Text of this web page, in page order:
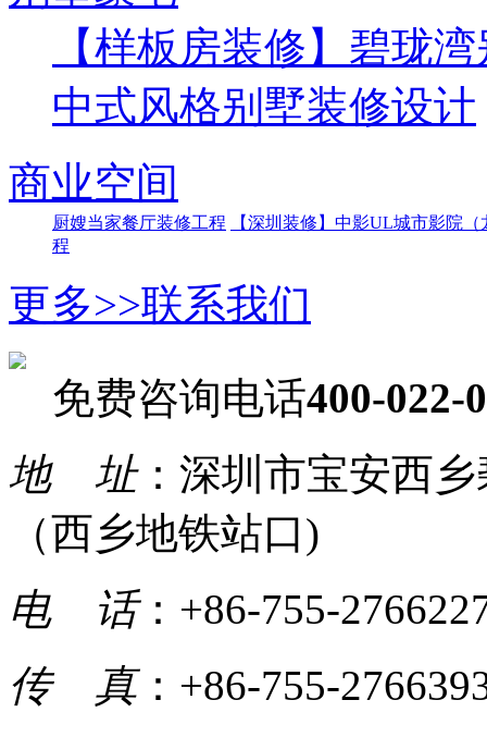
【样板房装修】碧珑
中式风格别墅装修设计
商业空间
厨嫂当家餐厅装修工程
【深圳装修】中影UL城市影院
程
更多>>联系我们
免费咨询电话400-022-
地 址：深圳市宝安西
（西乡地铁站口)
电 话：+86-755-
传 真：+86-755-